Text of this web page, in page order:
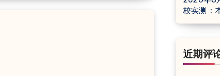
校实测：
近期评